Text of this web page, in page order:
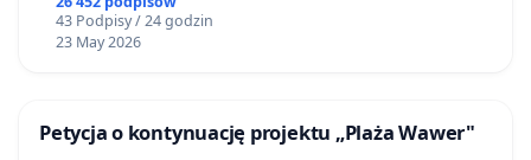
43 Podpisy / 24 godzin
23 May 2026
Petycja o kontynuację projektu „Plaża Wawer"